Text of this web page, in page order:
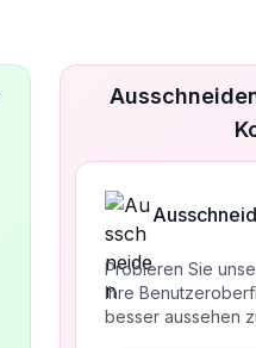
Probieren Sie
Ihre
besser aussehen